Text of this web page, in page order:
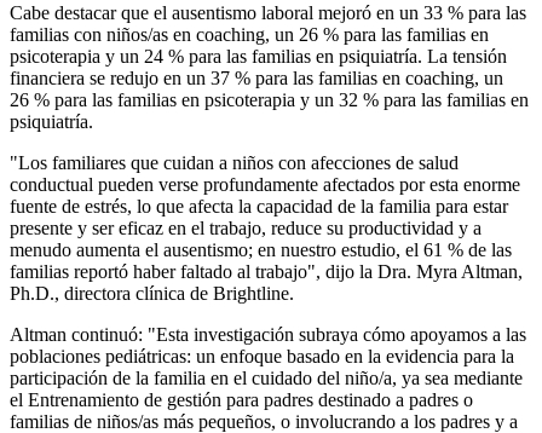
Cabe destacar que el ausentismo laboral mejoró en un 33 % para las
familias con niños/as en coaching, un 26 % para las familias en
psicoterapia y un 24 % para las familias en psiquiatría. La tensión
financiera se redujo en un 37 % para las familias en coaching, un
26 % para las familias en psicoterapia y un 32 % para las familias en
psiquiatría.
"Los familiares que cuidan a niños con afecciones de salud
conductual pueden verse profundamente afectados por esta enorme
fuente de estrés, lo que afecta la capacidad de la familia para estar
presente y ser eficaz en el trabajo, reduce su productividad y a
menudo aumenta el ausentismo; en nuestro estudio, el 61 % de las
familias reportó haber faltado al trabajo", dijo la Dra. Myra Altman,
Ph.D., directora clínica de Brightline.
Altman continuó: "Esta investigación subraya cómo apoyamos a las
poblaciones pediátricas: un enfoque basado en la evidencia para la
participación de la familia en el cuidado del niño/a, ya sea mediante
el Entrenamiento de gestión para padres destinado a padres o
familias de niños/as más pequeños, o involucrando a los padres y a